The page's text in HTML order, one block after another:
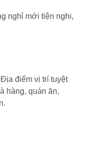
nghỉ mới tiện nghi,
điểm vị trí tuyệt
hàng, quán ăn,